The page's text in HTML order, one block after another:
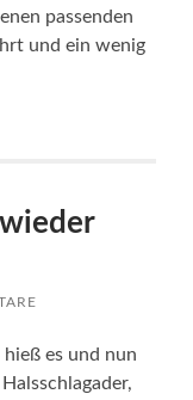
passenden
und ein wenig
es und nun